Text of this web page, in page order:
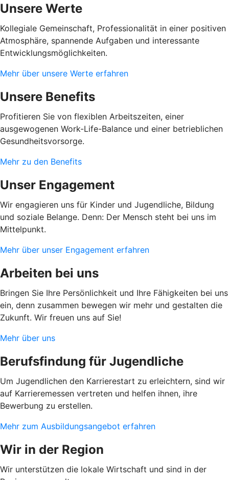
Unsere Werte
Kollegiale Gemeinschaft, Professionalität in einer positiven
Atmosphäre, spannende Aufgaben und interessante
Entwicklungsmöglichkeiten.
Mehr über unsere Werte erfahren
Unsere Benefits
Profitieren Sie von flexiblen Arbeitszeiten, einer
ausgewogenen Work-Life-Balance und einer betrieblichen
Gesundheitsvorsorge.
Mehr zu den Benefits
Unser Engagement
Wir engagieren uns für Kinder und Jugendliche, Bildung
und soziale Belange. Denn: Der Mensch steht bei uns im
Mittelpunkt.
Mehr über unser Engagement erfahren
Arbeiten bei uns
Bringen Sie Ihre Persönlichkeit und Ihre Fähigkeiten bei uns
ein, denn zusammen bewegen wir mehr und gestalten die
Zukunft. Wir freuen uns auf Sie!
Mehr über uns
Berufsfindung für Jugendliche
Um Jugendlichen den Karrierestart zu erleichtern, sind wir
auf Karrieremessen vertreten und helfen ihnen, ihre
Bewerbung zu erstellen.
Mehr zum Ausbildungsangebot erfahren
Wir in der Region
Wir unterstützen die lokale Wirtschaft und sind in der